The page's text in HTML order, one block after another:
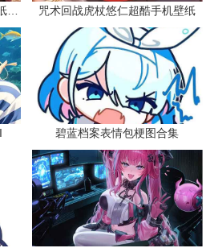
咒术回战虎杖悠仁超酷手机壁纸
碧蓝档案表情包梗图合集